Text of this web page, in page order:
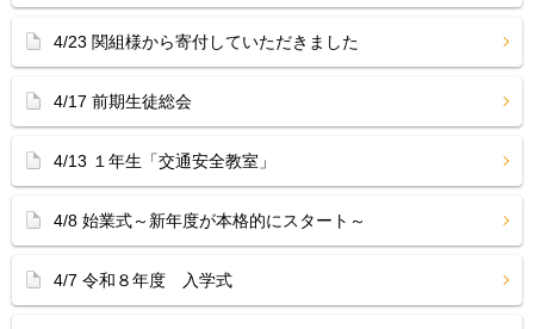
4/23 関組様から寄付していただきました
4/17 前期生徒総会
4/13 １年生「交通安全教室」
4/8 始業式～新年度が本格的にスタート～
4/7 令和８年度 入学式